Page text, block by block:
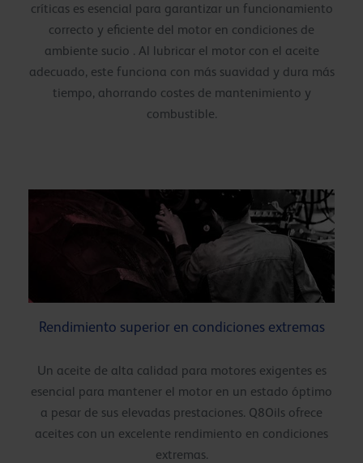
críticas es esencial para garantizar un funcionamiento
correcto y eficiente del motor en condiciones de
ambiente sucio . Al lubricar el motor con el aceite
adecuado, este funciona con más suavidad y dura más
tiempo, ahorrando costes de mantenimiento y
combustible.
Rendimiento superior en condiciones extremas
Un aceite de alta calidad para motores exigentes es
esencial para mantener el motor en un estado óptimo
a pesar de sus elevadas prestaciones. Q8Oils ofrece
aceites con un excelente rendimiento en condiciones
extremas.